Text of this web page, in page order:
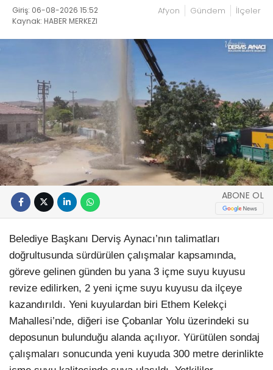
Giriş: 06-08-2026 15:52
Kaynak: HABER MERKEZI
Afyon Gündem İlçeler
ABONE OL
Belediye Başkanı Derviş Aynacı’nın talimatları
doğrultusunda sürdürülen çalışmalar kapsamında,
göreve gelinen günden bu yana 3 içme suyu kuyusu
revize edilirken, 2 yeni içme suyu kuyusu da ilçeye
kazandırıldı. Yeni kuyulardan biri Ethem Kelekçi
Mahallesi’nde, diğeri ise Çobanlar Yolu üzerindeki su
deposunun bulunduğu alanda açılıyor. Yürütülen sondaj
çalışmaları sonucunda yeni kuyuda 300 metre derinlikte